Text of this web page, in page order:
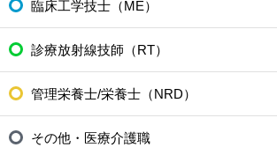
臨床工学技士（ME）
診療放射線技師（RT）
管理栄養士/栄養士（NRD）
その他・医療介護職